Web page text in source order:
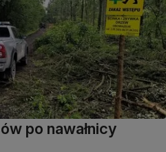
po nawałnicy